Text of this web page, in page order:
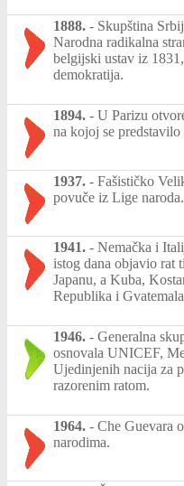
1888. - Skupština
Narodna radikalna
belgijski ustav iz
demokratija.
1894. - U Parizu
na kojoj se
1937. - Fašističko
povuče iz Lige naroda.
1941. - Nemačka i
istog dana objavio rat
Japanu, a Kuba,
Republika i
1946. - Generalna
osnovala UNICEF,
Ujedinjenih nacija za
razorenim ratom.
1964. - Che Guevara
narodima.